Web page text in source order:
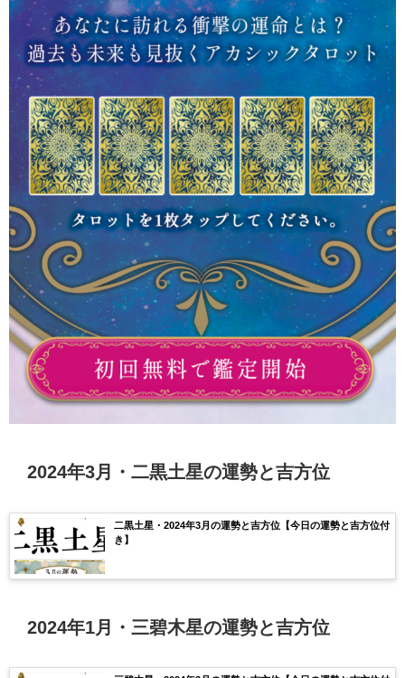
2024年3月・二黒土星の運勢と吉方位
二黒土星・2024年3月の運勢と吉方位【今日の運勢と吉方位付
き】
2024年1月・三碧木星の運勢と吉方位